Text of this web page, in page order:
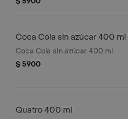
Coca Cola sin azúcar 400 ml
Coca Cola sin azúcar 400 ml
$ 5900
Quatro 400 ml